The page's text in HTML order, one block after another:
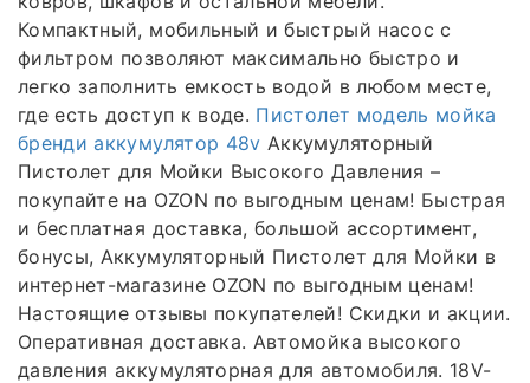
Компактный, мобильный и быстрый насос с
фильтром позволяют максимально быстро и
легко заполнить емкость водой в любом месте,
где есть доступ к воде. Пистолет модель мойка
бренди аккумулятор 48v Аккумуляторный
Пистолет для Мойки Высокого Давления –
покупайте на OZON по выгодным ценам! Быстрая
и бесплатная доставка, большой ассортимент,
бонусы, Аккумуляторный Пистолет для Мойки в
интернет-магазине OZON по выгодным ценам!
Настоящие отзывы покупателей! Скидки и акции.
Оперативная доставка. Автомойка высокого
давления аккумуляторная для автомобиля. 18V-